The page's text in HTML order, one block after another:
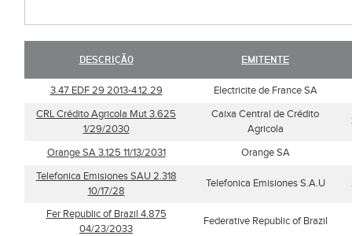
DESCRIÇÃO EMITENTE
3.47 EDF 29 2013-4.12.29 Electricite de France SA
CRL Crédito Agricola Mut 3.625
1/29/2030
Caixa Central de Crédito
Agricola
Orange SA 3.125 11/13/2031 Orange SA
Telefonica Emisiones SAU 2.318
10/17/28
Telefonica Emisiones S.A.U
Fer Republic of Brazil 4.875
04/23/2033
Federative Republic of Brazil